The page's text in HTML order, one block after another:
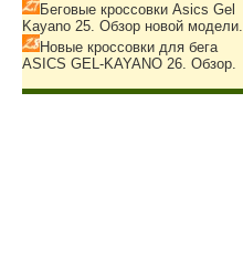
Беговые кроссовки Asics Gel
Kayano 25. Обзор новой модели.
Новые кроссовки для бега
ASICS GEL-KAYANO 26. Обзор.